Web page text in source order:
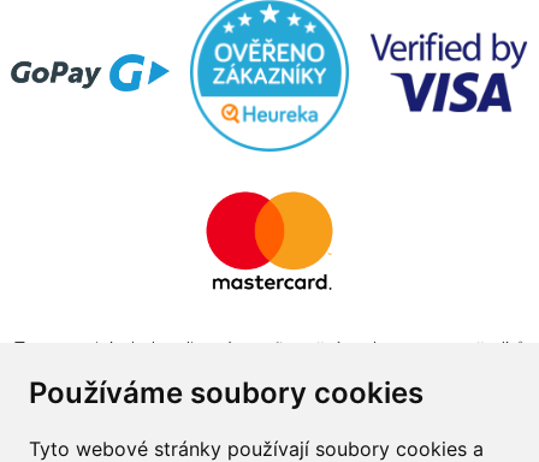
Používáme soubory cookies
Tyto webové stránky používají soubory cookies a
Tento projekt byl realizován za finanční podpory z prostředků
obchodu v programu The Country for the Future